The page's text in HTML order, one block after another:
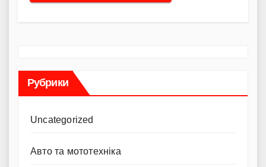
Рубрики
Uncategorized
Авто та мототехніка